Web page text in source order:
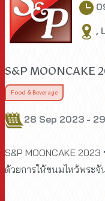
,
S&P MOONCAKE
Food & Beverage
28 Sep 2023 -
S&P MOONCAKE
ด้วยการให้ขนมไหว้พระจั